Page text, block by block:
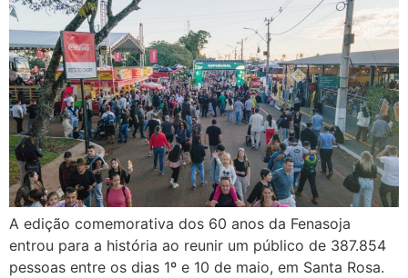
A edição comemorativa dos 60 anos da Fenasoja
entrou para a história ao reunir um público de 387.854
pessoas entre os dias 1º e 10 de maio, em Santa Rosa.